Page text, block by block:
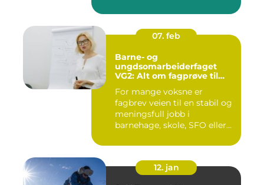
07. feb
Barne- og
ungdsomarbeiderfaget
VG2: Alt om fagprøve til
ungdomsarbeider
For mange voksne er
fagbrev veien til en stabil og
meningsfull jobb i
barnehage, skole, SFO eller
12. jan